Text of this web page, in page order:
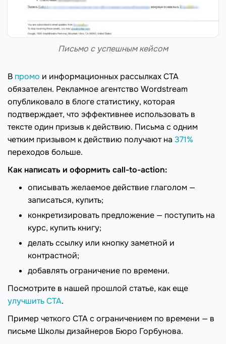
Письмо с успешным кейсом
В промо и информационных рассылках CTA
обязателен. Рекламное агентство Wordstream
опубликовало в блоге статистику, которая
подтверждает, что эффективнее использовать в
тексте один призыв к действию. Письма с одним
четким призывом к действию получают на 371%
переходов больше.
Как написать и оформить call-to-action:
описывать желаемое действие глаголом —
записаться, купить;
конкретизировать предложение — поступить на
курс, купить книгу;
делать ссылку или кнопку заметной и
контрастной;
добавлять ограничение по времени.
Посмотрите в нашей прошлой статье, как еще
улучшить CTA.
Пример четкого CTA c ограничением по времени — в
письме Школы дизайнеров Бюро Горбунова.